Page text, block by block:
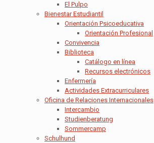
El Pulpo
Bienestar Estudiantil
Orientación Psicoeducativa
Orientación Profesional
Convivencia
Biblioteca
Catálogo en línea
Recursos electrónicos
Enfermería
Actividades Extracurriculares
Oficina de Relaciones Internacionales
Intercambio
Studienberatung
Sommercamp
Schulhund